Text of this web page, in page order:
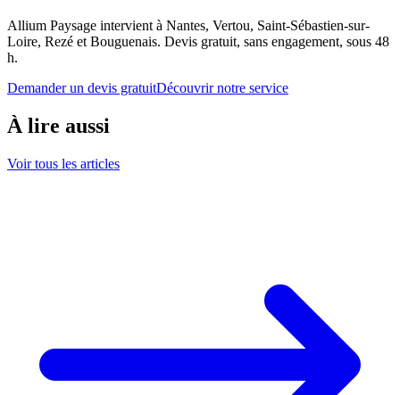
Allium Paysage intervient à Nantes, Vertou, Saint-Sébastien-sur-
Loire, Rezé et Bouguenais. Devis gratuit, sans engagement, sous 48
h.
Demander un devis gratuitDécouvrir notre service
À lire aussi
Voir tous les articles